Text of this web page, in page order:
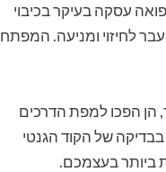
עסקה בעיקר בכיבוי
לחיזוי ומניעה. המפתח
הן הפכו למפת הדרכים
של הקוד הגנטי
ביותר בעצמכם.